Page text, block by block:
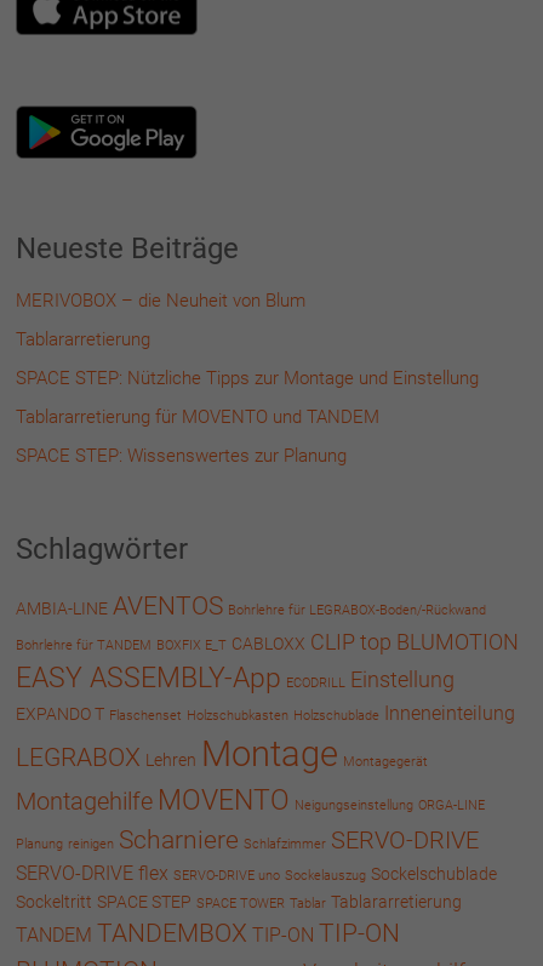
Neueste Beiträge
MERIVOBOX – die Neuheit von Blum
Tablararretierung
SPACE STEP: Nützliche Tipps zur Montage und Einstellung
Tablararretierung für MOVENTO und TANDEM
SPACE STEP: Wissenswertes zur Planung
Schlagwörter
AMBIA-LINE AVENTOS Bohrlehre für LEGRABOX-Boden/-Rückwand
Bohrlehre für TANDEM BOXFIX E_T CABLOXX CLIP top BLUMOTION
EASY ASSEMBLY-App ECODRILL Einstellung
EXPANDO T Flaschenset Holzschubkasten Holzschublade Inneneinteilung
LEGRABOX Lehren Montage Montagegerät
Montagehilfe MOVENTO Neigungseinstellung ORGA-LINE
Planung reinigen Scharniere Schlafzimmer SERVO-DRIVE
SERVO-DRIVE flex SERVO-DRIVE uno Sockelauszug Sockelschublade
Sockeltritt SPACE STEP SPACE TOWER Tablar Tablararretierung
TANDEM TANDEMBOX TIP-ON TIP-ON